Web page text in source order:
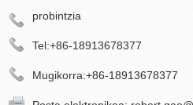
probintzia
Tel:+86-18913678377
Mugikorra:+86-18913678377